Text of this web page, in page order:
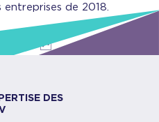
de 2018.
DES